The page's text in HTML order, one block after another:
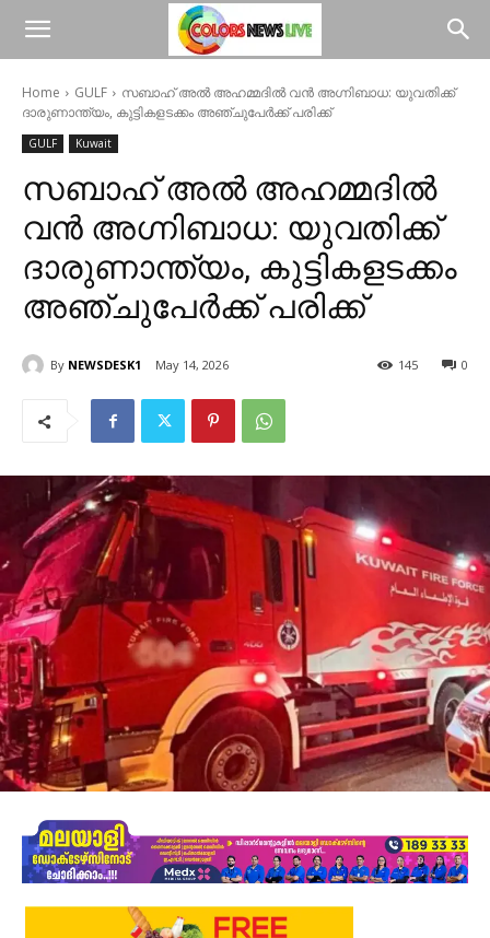
Home GULF
സബാഹ് അൽ അഹമ്മദിൽ വൻ അഗ്നിബാധ: യുവതിക്ക്
ദാരുണാന്ത്യം, കുട്ടികളടക്കം അഞ്ചുപേർക്ക് പരിക്ക്
GULF Kuwait
സബാഹ് അൽ അഹമ്മദിൽ
വൻ അഗ്നിബാധ: യുവതിക്ക്
ദാരുണാന്ത്യം, കുട്ടികളടക്കം
അഞ്ചുപേർക്ക് പരിക്ക്
By NEWSDESK1 May 14, 2026 0
145